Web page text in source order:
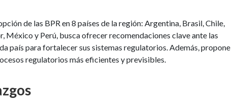
de las BPR en 8 países de la región: Argentina, Brasil, Chile,
México y Perú, busca ofrecer recomendaciones clave ante las
país para fortalecer sus sistemas regulatorios. Además, propone
regulatorios más eficientes y previsibles.